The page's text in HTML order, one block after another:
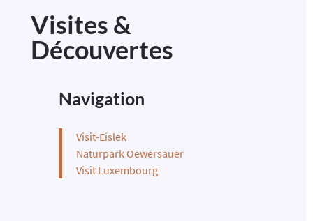
Visites &
Découvertes
Navigation
Visit-Eislek
Naturpark Oewersauer
Visit Luxembourg